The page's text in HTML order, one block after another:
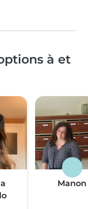
à et
Manon